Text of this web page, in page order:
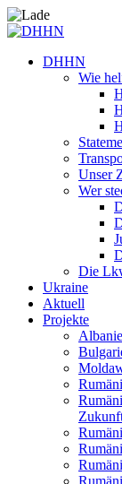
DHHN
Wie
Unser
Wer
Die
Ukraine
Aktuell
Projekte